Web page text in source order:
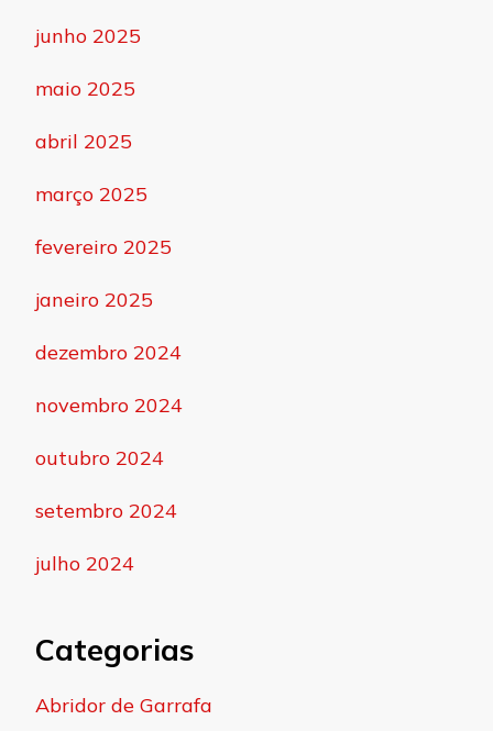
junho 2025
maio 2025
abril 2025
março 2025
fevereiro 2025
janeiro 2025
dezembro 2024
novembro 2024
outubro 2024
setembro 2024
julho 2024
Categorias
Abridor de Garrafa